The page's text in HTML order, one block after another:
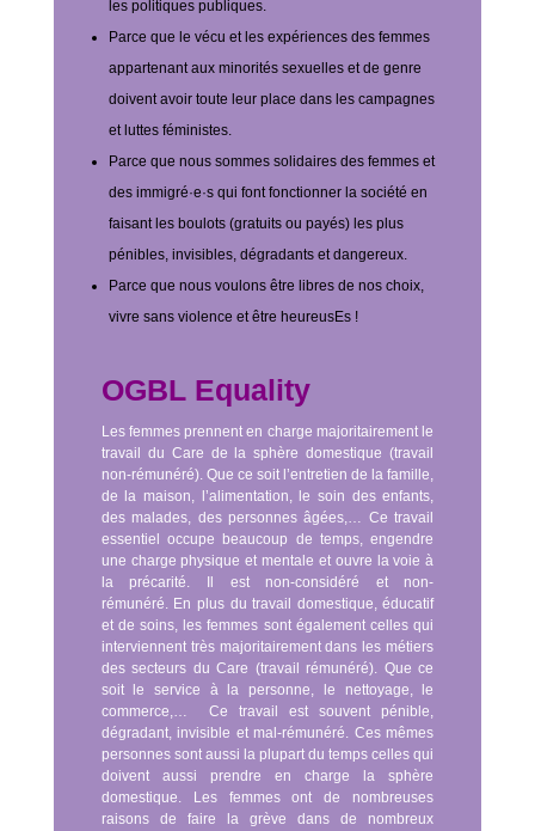
les politiques publiques.
Parce que le vécu et les expériences des femmes
appartenant aux minorités sexuelles et de genre
doivent avoir toute leur place dans les campagnes
et luttes féministes.
Parce que nous sommes solidaires des femmes et
des immigré·e·s qui font fonctionner la société en
faisant les boulots (gratuits ou payés) les plus
pénibles, invisibles, dégradants et dangereux.
Parce que nous voulons être libres de nos choix,
vivre sans violence et être heureusEs !
OGBL Equality
Les femmes prennent en charge majoritairement le
travail du Care de la sphère domestique (travail
non-rémunéré). Que ce soit l’entretien de la famille,
de la maison, l’alimentation, le soin des enfants,
des malades, des personnes âgées,… Ce travail
essentiel occupe beaucoup de temps, engendre
une charge physique et mentale et ouvre la voie à
la précarité.
Il est non-considéré et non-
rémunéré. En plus du travail domestique, éducatif
et de soins, les femmes sont également celles qui
interviennent très majoritairement dans les métiers
des secteurs du Care (travail rémunéré). Que ce
soit le service à la personne, le nettoyage, le
commerce,…
Ce travail est souvent pénible,
dégradant, invisible et mal-rémunéré. Ces mêmes
personnes sont aussi la plupart du temps celles qui
doivent aussi prendre en charge la sphère
domestique.
Les femmes ont de nombreuses
raisons de faire la grève dans de nombreux